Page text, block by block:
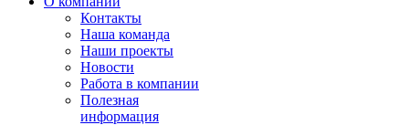
Контакты
Наша команда
Наши проекты
Новости
Работа в компании
Полезная
информация